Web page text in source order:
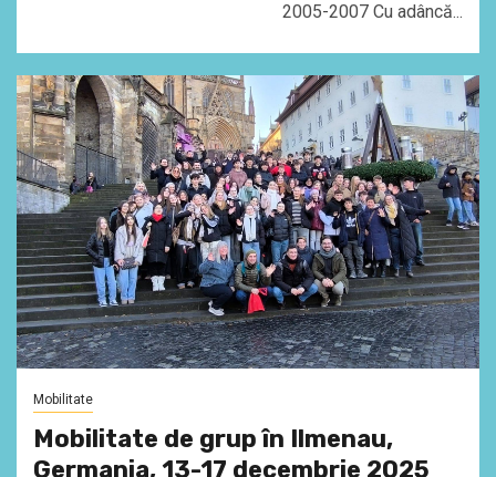
2005-2007 Cu adâncă...
Mobilitate
Mobilitate de grup în Ilmenau,
Germania, 13-17 decembrie 2025